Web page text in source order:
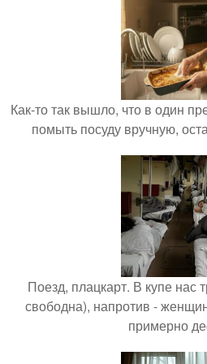
Как-то так вышло, что в один
помыть посуду вручную,
Поезд, плацкарт. В купе нас
свободна), напротив -
примерно